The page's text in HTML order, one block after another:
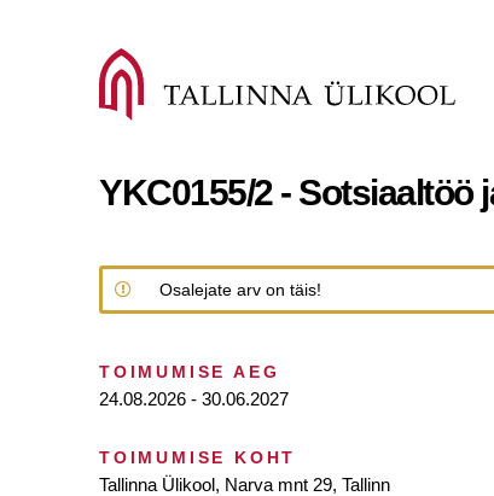
YKC0155/2 - Sotsiaaltöö
Osalejate arv on täis!
TOIMUMISE AEG
24.08.2026 - 30.06.2027
TOIMUMISE KOHT
Tallinna Ülikool, Narva mnt 29, Tallinn